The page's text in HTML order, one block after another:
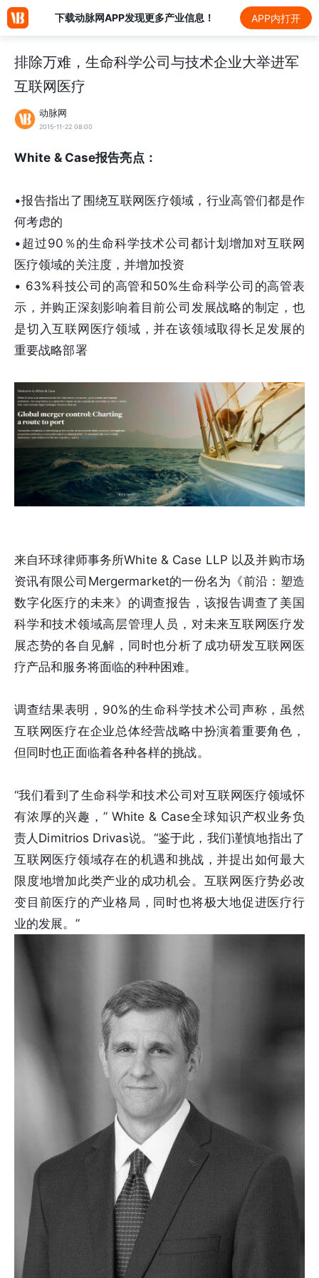
下载动脉网APP发现更多产业信息！ APP内打开
排除万难，生命科学公司与技术企业大举进军
互联网医疗
动脉网
2015-11-22 08:00
White & Case报告亮点：
•报告指出了围绕互联网医疗领域，行业高管们都是作
何考虑的
•超过90％的生命科学技术公司都计划增加对互联网
医疗领域的关注度，并增加投资
• 63%科技公司的高管和50%生命科学公司的高管表
示，并购正深刻影响着目前公司发展战略的制定，也
是切入互联网医疗领域，并在该领域取得长足发展的
重要战略部署
来自环球律师事务所White & Case LLP 以及并购市场
资讯有限公司Mergermarket的一份名为《前沿：塑造
数字化医疗的未来》的调查报告，该报告调查了美国
科学和技术领域高层管理人员，对未来互联网医疗发
展态势的各自见解，同时也分析了成功研发互联网医
疗产品和服务将面临的种种困难。
调查结果表明，90%的生命科学技术公司声称，虽然
互联网医疗在企业总体经营战略中扮演着重要角色，
但同时也正面临着各种各样的挑战。
“我们看到了生命科学和技术公司对互联网医疗领域怀
有浓厚的兴趣，” White & Case全球知识产权业务负
责人Dimitrios Drivas说。“鉴于此，我们谨慎地指出了
互联网医疗领域存在的机遇和挑战，并提出如何最大
限度地增加此类产业的成功机会。互联网医疗势必改
变目前医疗的产业格局，同时也将极大地促进医疗行
业的发展。”